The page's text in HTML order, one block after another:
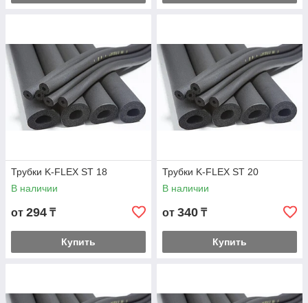
Трубки K-FLEX ST 18
В наличии
от 294 ₸
Купить
Трубки K-FLEX ST 20
В наличии
от 340 ₸
Купить